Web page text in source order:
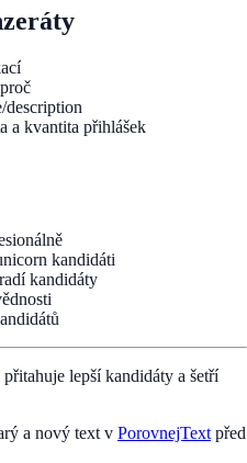
description
a kvantita přihlášek
kandidáti
kandidáty
lepší kandidáty a šetří
a nový text v PorovnejText před